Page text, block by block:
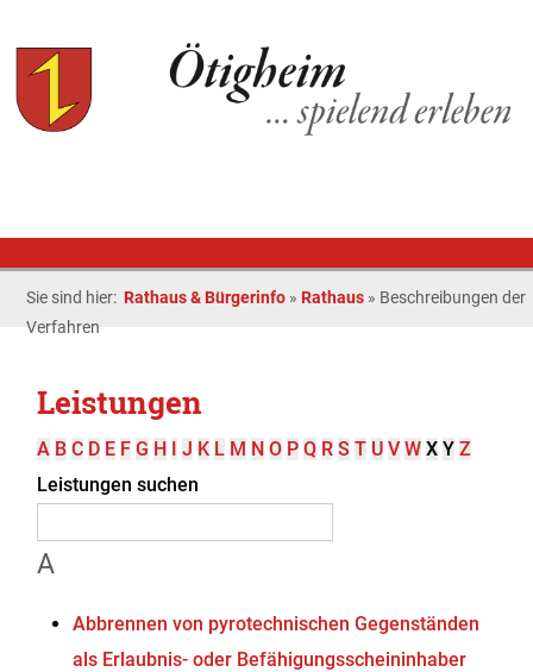
Sie sind hier: Rathaus & Bürgerinfo » Rathaus » Beschreibungen der
Verfahren
Leistungen
A B C D E F G H I J K L M N O P Q R S T U V W X Y Z
Leistungen suchen
A
Abbrennen von pyrotechnischen Gegenständen
als Erlaubnis- oder Befähigungsscheininhaber